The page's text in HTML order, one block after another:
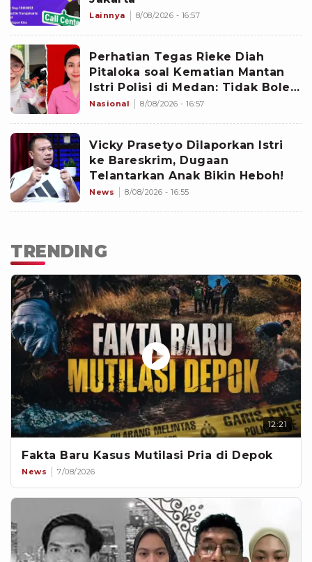
Lainnya 8/08/2026 - 16:57
Perhatian Tegas Rieke Diah
Pitaloka soal Kematian Mantan
Istri Polisi di Medan: Tidak Boleh
Ada Perlakuan Istimewa
Nasional 8/08/2026 - 16:57
Vicky Prasetyo Dilaporkan Istri
ke Bareskrim, Dugaan
Telantarkan Anak Bikin Heboh!
News 8/08/2026 - 16:55
TRENDING
12:21
Fakta Baru Kasus Mutilasi Pria di Depok
News 7/08/2026